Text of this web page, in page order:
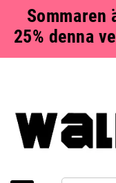
Sommaren
25% denna